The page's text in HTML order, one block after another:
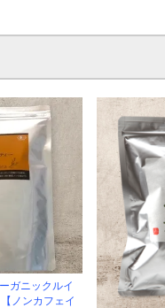
ガニックルイ
ンカフェイ